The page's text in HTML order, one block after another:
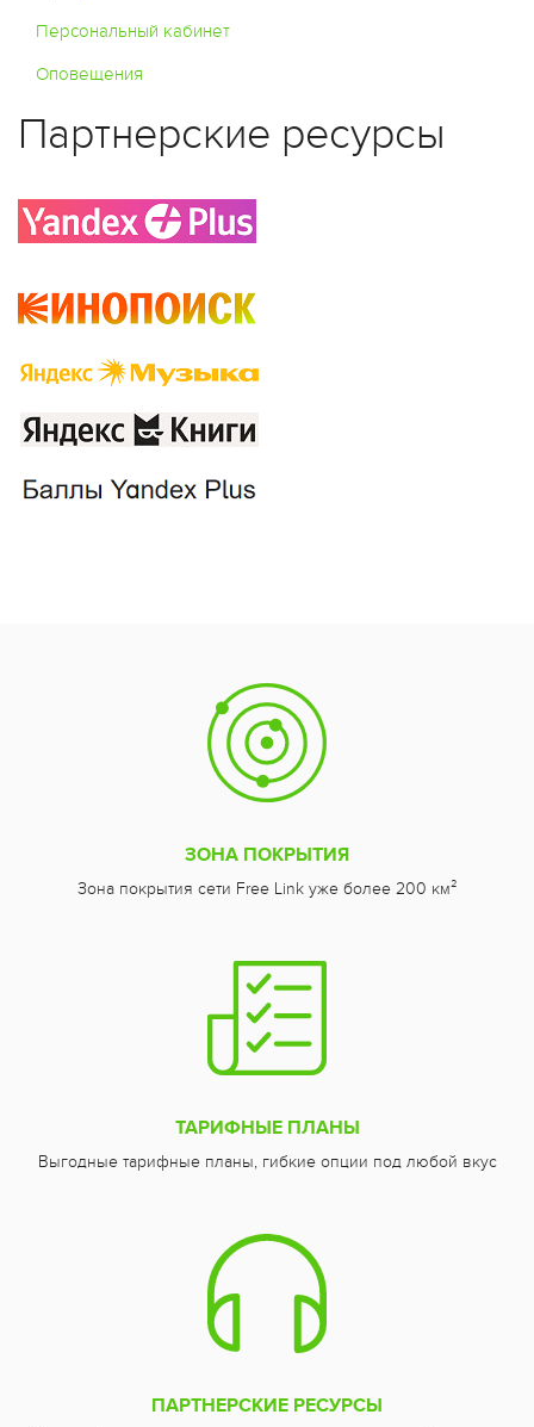
Персональный кабинет
Оповещения
Партнерские ресурсы
ЗОНА ПОКРЫТИЯ
Зона покрытия сети Free Link уже более 200 км²
ТАРИФНЫЕ ПЛАНЫ
Выгодные тарифные планы, гибкие опции под любой вкус
ПАРТНЕРСКИЕ РЕСУРСЫ